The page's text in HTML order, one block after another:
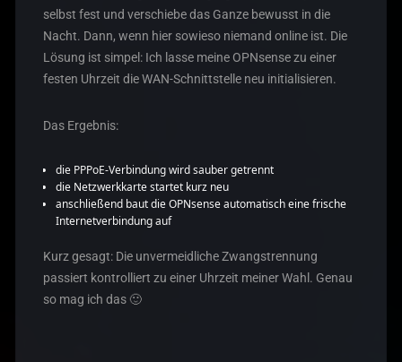
selbst fest und verschiebe das Ganze bewusst in die
Nacht. Dann, wenn hier sowieso niemand online ist. Die
Lösung ist simpel: Ich lasse meine OPNsense zu einer
festen Uhrzeit die WAN-Schnittstelle neu initialisieren.
Das Ergebnis:
die PPPoE-Verbindung wird sauber getrennt
die Netzwerkkarte startet kurz neu
anschließend baut die OPNsense automatisch eine frische
Internetverbindung auf
Kurz gesagt: Die unvermeidliche Zwangstrennung
passiert kontrolliert zu einer Uhrzeit meiner Wahl. Genau
so mag ich das 🙂